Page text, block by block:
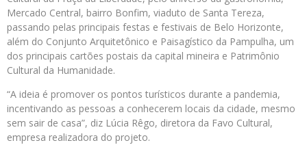
Mercado Central, bairro Bonfim, viaduto de Santa Tereza,
passando pelas principais festas e festivais de Belo Horizonte,
além do Conjunto Arquitetônico e Paisagístico da Pampulha, um
dos principais cartões postais da capital mineira e Patrimônio
Cultural da Humanidade.
“A ideia é promover os pontos turísticos durante a pandemia,
incentivando as pessoas a conhecerem locais da cidade, mesmo
sem sair de casa”, diz Lúcia Rêgo, diretora da Favo Cultural,
empresa realizadora do projeto.